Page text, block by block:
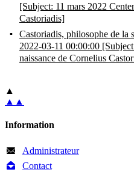
[Subject: 11 mars 2022
Castoriadis]
Castoriadis, philosophe de la
2022-03-11 00:00:00
naissance de Cornelius
▲
▲▲
Information
Administrateur
Contact